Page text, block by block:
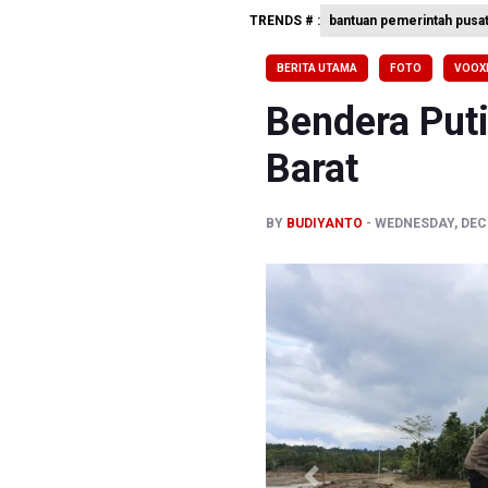
Garuda
Aldila
Ramai di
TRENDS # : bantuan pemerintah pusat
BERITA UTAMA FOTO
Bendera
Barat
BY BUDIYANTO WEDNESDAY,